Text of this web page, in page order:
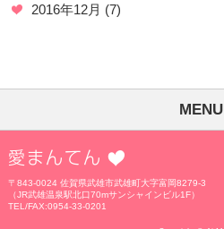
2016年12月 (7)
MENU
愛まんてん
〒843-0024 佐賀県武雄市武雄町大字富岡8279-3
（JR武雄温泉駅北口70mサンシャインビル1F）
TEL/FAX:0954-33-0201